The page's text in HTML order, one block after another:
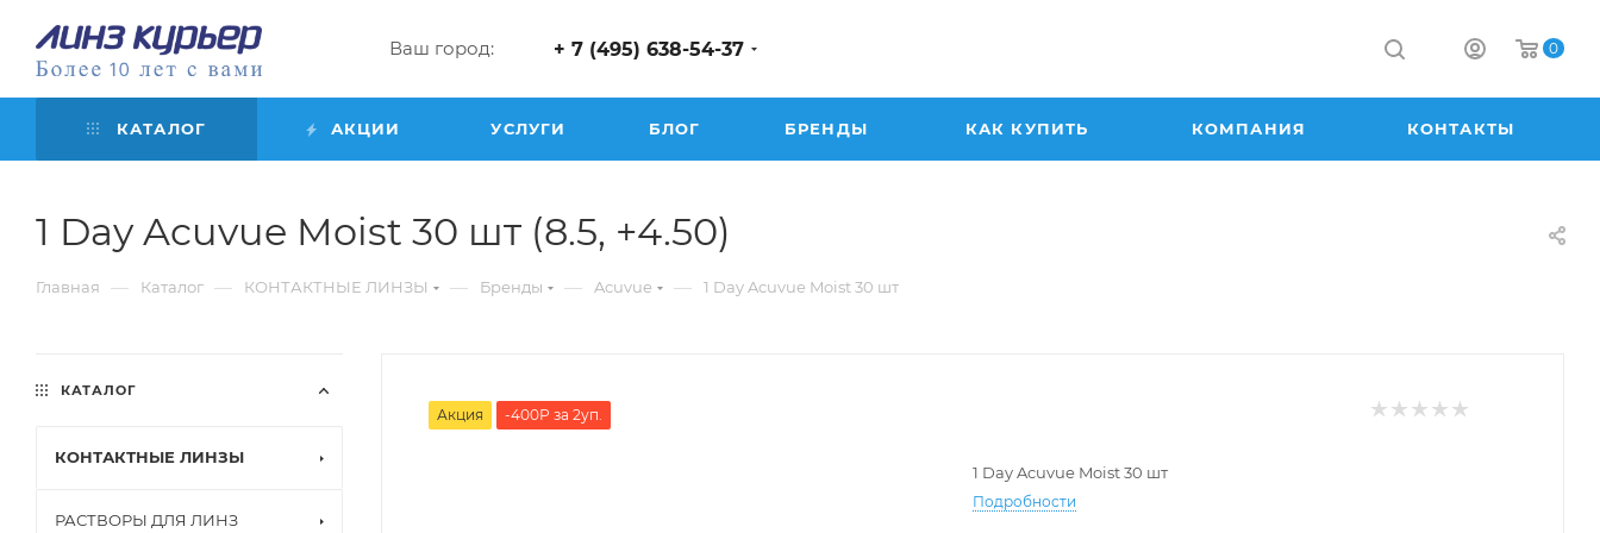
Ваш город: + 7 (495) 638-54-37 0
КАТАЛОГ АКЦИИ УСЛУГИ БЛОГ БРЕНДЫ КАК КУПИТЬ КОМПАНИЯ КОНТАКТЫ
1 Day Acuvue Moist 30 шт (8.5, +4.50)
Главная — Каталог — КОНТАКТНЫЕ ЛИНЗЫ — Бренды — Acuvue — 1 Day Acuvue Moist 30 шт
Акция -400Р за 2уп.
1 Day Acuvue Moist 30 шт
Подробности
КАТАЛОГ
КОНТАКТНЫЕ ЛИНЗЫ
РАСТВОРЫ ДЛЯ ЛИНЗ